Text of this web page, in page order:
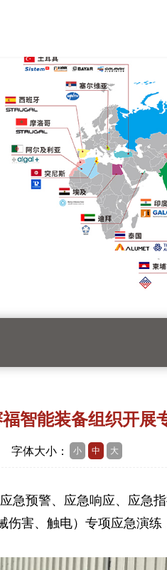
智能装备组织开展
字体大小： 小 中 大
急预警、应急响应、应急
伤害、触电） 专项应急演练